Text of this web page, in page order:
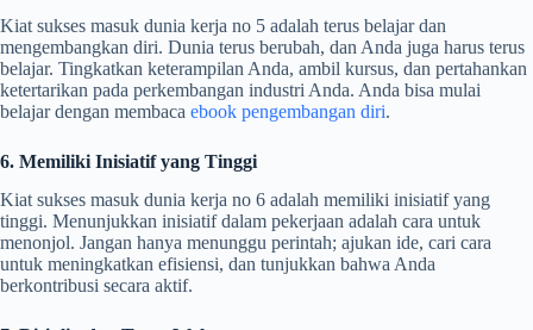
Kiat sukses masuk dunia kerja no 5 adalah terus belajar dan
mengembangkan diri. Dunia terus berubah, dan Anda juga harus terus
belajar. Tingkatkan keterampilan Anda, ambil kursus, dan pertahankan
ketertarikan pada perkembangan industri Anda. Anda bisa mulai
belajar dengan membaca ebook pengembangan diri.
6. Memiliki Inisiatif yang Tinggi
Kiat sukses masuk dunia kerja no 6 adalah memiliki inisiatif yang
tinggi. Menunjukkan inisiatif dalam pekerjaan adalah cara untuk
menonjol. Jangan hanya menunggu perintah; ajukan ide, cari cara
untuk meningkatkan efisiensi, dan tunjukkan bahwa Anda
berkontribusi secara aktif.